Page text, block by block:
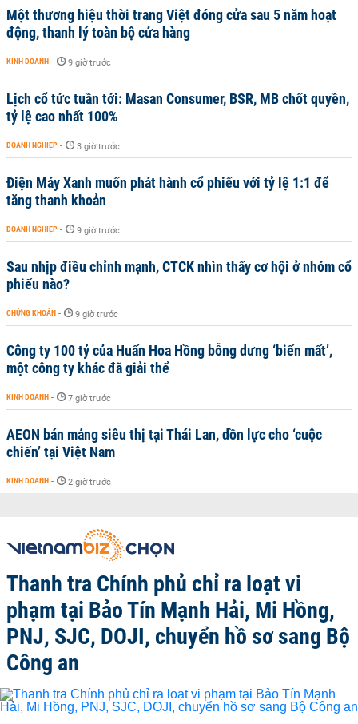
Một thương hiệu thời trang Việt đóng cửa sau 5 năm hoạt
động, thanh lý toàn bộ cửa hàng
KINH DOANH - 9 giờ trước
Lịch cổ tức tuần tới: Masan Consumer, BSR, MB chốt quyền,
tỷ lệ cao nhất 100%
DOANH NGHIỆP - 3 giờ trước
Điện Máy Xanh muốn phát hành cổ phiếu với tỷ lệ 1:1 để
tăng thanh khoản
DOANH NGHIỆP - 9 giờ trước
Sau nhịp điều chỉnh mạnh, CTCK nhìn thấy cơ hội ở nhóm cổ
phiếu nào?
CHỨNG KHOÁN - 9 giờ trước
Công ty 100 tỷ của Huấn Hoa Hồng bỗng dưng ‘biến mất’,
một công ty khác đã giải thể
KINH DOANH - 7 giờ trước
AEON bán mảng siêu thị tại Thái Lan, dồn lực cho ‘cuộc
chiến’ tại Việt Nam
KINH DOANH - 2 giờ trước
Thanh tra Chính phủ chỉ ra loạt vi
phạm tại Bảo Tín Mạnh Hải, Mi Hồng,
PNJ, SJC, DOJI, chuyển hồ sơ sang Bộ
Công an